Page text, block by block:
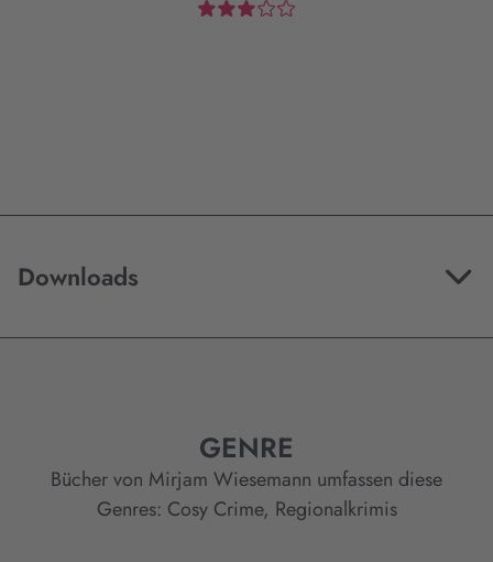
Downloads
GENRE
Bücher von Mirjam Wiesemann umfassen diese
Genres: Cosy Crime, Regionalkrimis